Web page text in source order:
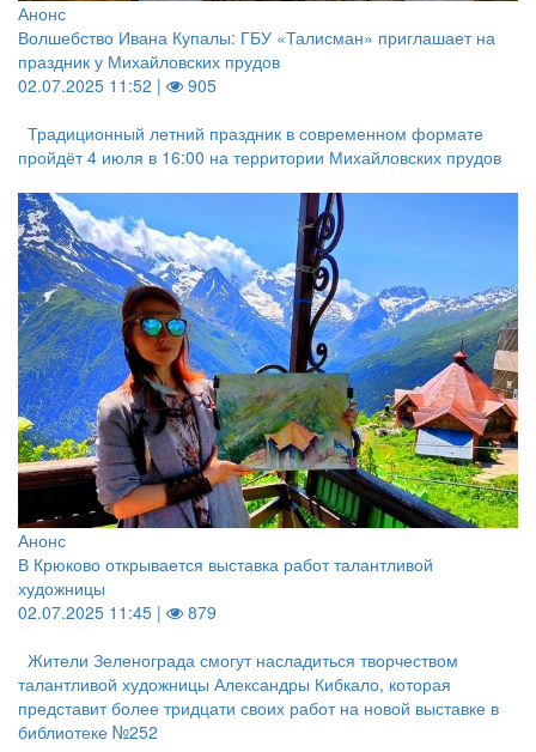
Анонс
Волшебство Ивана Купалы: ГБУ «Талисман» приглашает на
праздник у Михайловских прудов
02.07.2025 11:52 |
905
Традиционный летний праздник в современном формате
пройдёт 4 июля в 16:00 на территории Михайловских прудов
Анонс
В Крюково открывается выставка работ талантливой
художницы
02.07.2025 11:45 |
879
Жители Зеленограда смогут насладиться творчеством
талантливой художницы Александры Кибкало, которая
представит более тридцати своих работ на новой выставке в
библиотеке №252